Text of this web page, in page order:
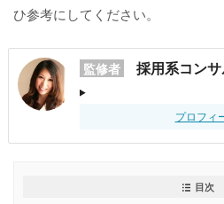
ひ参考にしてください。
監修者 採用系コン
プロフィ
目次